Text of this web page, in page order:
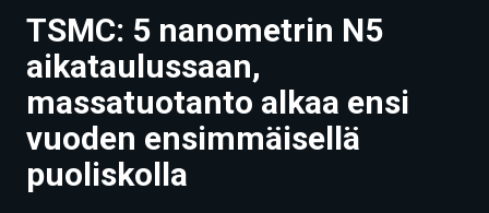
UUTISET
ARTIKKELIT
VIDEOT
TECHBBS
TSMC: 5 nanometrin N5
aikataulussaan,
massatuotanto alkaa ensi
vuoden ensimmäisellä
puoliskolla